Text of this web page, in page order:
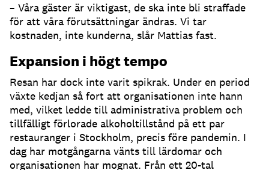
– Våra gäster är viktigast, de ska inte bli straffade
för att våra förutsättningar ändras. Vi tar
kostnaden, inte kunderna, slår Mattias fast.
Expansion i högt tempo
Resan har dock inte varit spikrak. Under en period
växte kedjan så fort att organisationen inte hann
med, vilket ledde till administrativa problem och
tillfälligt förlorade alkoholtillstånd på ett par
restauranger i Stockholm, precis före pandemin. I
dag har motgångarna vänts till lärdomar och
organisationen har mognat. Från ett 20-tal